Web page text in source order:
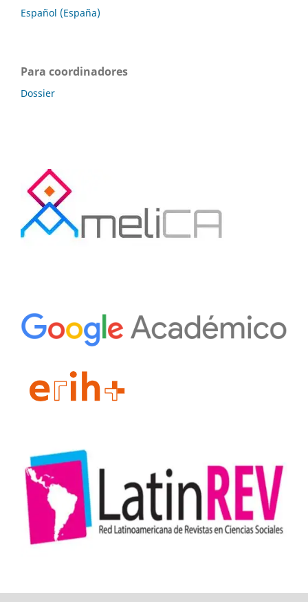
Español (España)
Para coordinadores
Dossier